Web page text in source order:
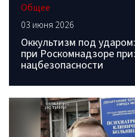
Общее
03 июня 2026
Оккультизм под
при Роскомнадзоре
нацбезопасности